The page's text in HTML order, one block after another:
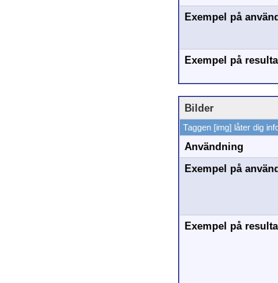
Exempel på
Exempel på
Bilder
Taggen [img] låter dig
Användning
Exempel på
Exempel på